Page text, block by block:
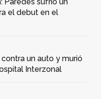
Paredes sufrió un
el debut en el
un auto y murió
Interzonal